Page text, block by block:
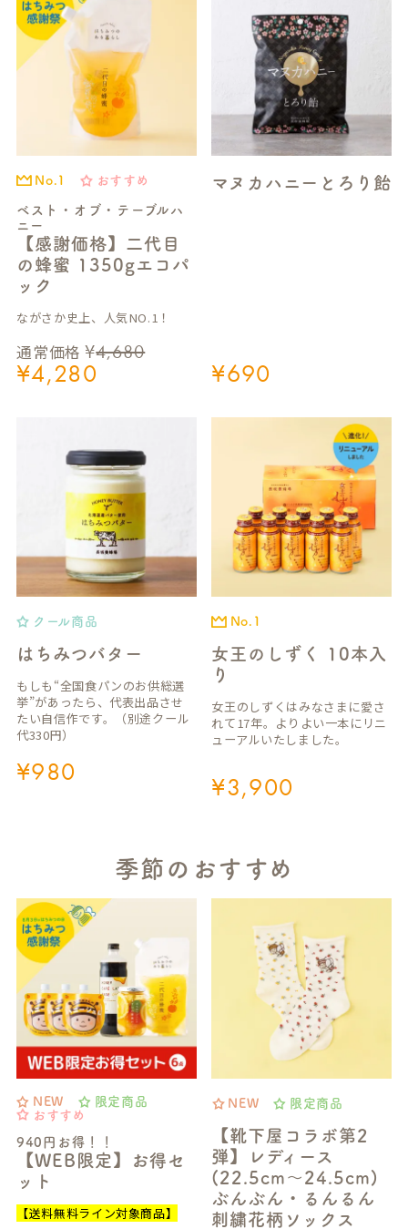
ベスト・オブ・テーブルハ
ニー
【感謝価格】二代目
の蜂蜜 1350gエコパ
ック
No.1 おすすめ
通常価格 ¥4,680
¥4,280
ながさか史上、人気NO.1！
マヌカハニーとろり飴
¥690
はちみつバター
クール商品
¥980
もしも“全国食パンのお供総選
挙”があったら、代表出品させ
たい自信作です。（別途クール
代330円）
女王のしずく 10本入
り
No.1
¥3,900
女王のしずくはみなさまに愛さ
れて17年。よりよい一本にリニ
ューアルいたしました。
季節のおすすめ
940円お得！！
【WEB限定】お得セ
ット
NEW
限定商品
おすすめ
【送料無料ライン対象商品】
【靴下屋コラボ第2
弾】レディース
(22.5cm～24.5cm)
ぶんぶん・るんるん
刺繍花柄ソックス
NEW 限定商品